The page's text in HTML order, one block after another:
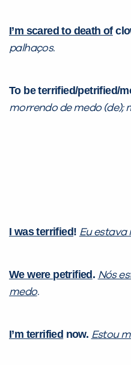
I’m scared to death of
palhaços.
To be terrified/petrified/
morrendo de medo (de);
I was terrified! Eu estava
We were petrified . Nós
medo.
I’m terrified now. Estou